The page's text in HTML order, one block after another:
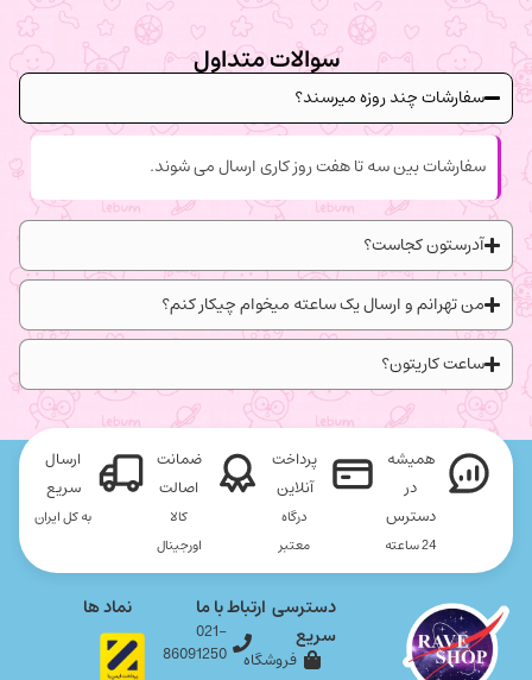
سوالات متداول
سفارشات چند روزه میرسند؟
سفارشات بین سه تا هفت روز کاری ارسال می شوند.
آدرستون کجاست؟
من تهرانم و ارسال یک ساعته میخوام چیکار کنم؟
ساعت کاریتون؟
همیشه
در
دسترس
24 ساعته
پرداخت
آنلاین
درگاه
معتبر
ضمانت
اصالت
کالا
اورجینال
ارسال
سریع
به کل ایران
دسترسی
سریع
فروشگاه
ارتباط با ما
021-
86091250
نماد ها